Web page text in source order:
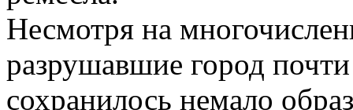
Несмотря на
разрушавшие город
сохранилось немало